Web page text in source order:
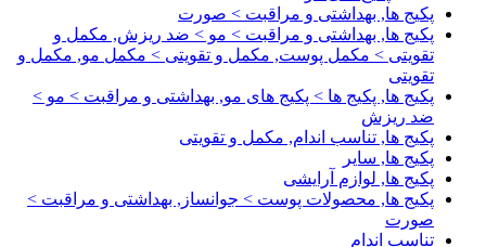
پکیج ها, بهداشتی و مراقبت > صورت
پکیج ها, بهداشتی و مراقبت > مو > ضد ریزش, مکمل و
تقویتی > مکمل پوست, مکمل و تقویتی > مکمل مو, مکمل و
تقویتی
پکیج ها, پکیج ها > پکیج های مو, بهداشتی و مراقبت > مو >
ضد ریزش
پکیج ها, تناسب اندام, مکمل و تقویتی
پکیج ها, سایر
پکیج ها, لوازم آرایشی
پکیج ها, محصولات پوست > جوانساز, بهداشتی و مراقبت >
صورت
تناسب اندام